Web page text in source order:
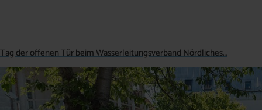
Tag der offenen Tür beim Wasserleitungsverband Nördliches…